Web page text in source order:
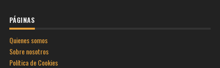
PÁGINAS
Quienes somos
Sobre nosotros
Política de Cookies